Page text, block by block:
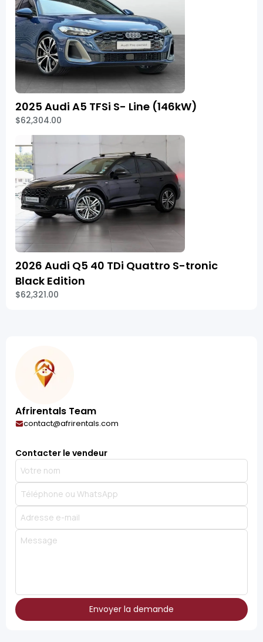
2025 Audi A5 TFSi S- Line (146kW)
$62,304.00
2026 Audi Q5 40 TDi Quattro S-tronic
Black Edition
$62,321.00
Afrirentals Team
contact@afrirentals.com
Contacter le vendeur
Envoyer la demande